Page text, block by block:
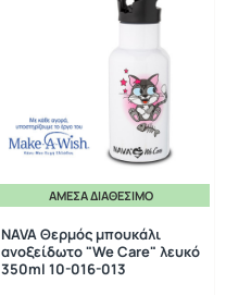
ΆΜΕΣΑ ΔΙΑΘΈΣΙΜΟ
NAVA Θερμός μπουκάλι
ανοξείδωτο "We Care" λευκό
350ml 10-016-013